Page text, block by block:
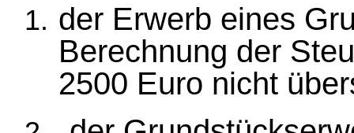
der Erwerb eines
Berechnung der
2500 Euro nicht